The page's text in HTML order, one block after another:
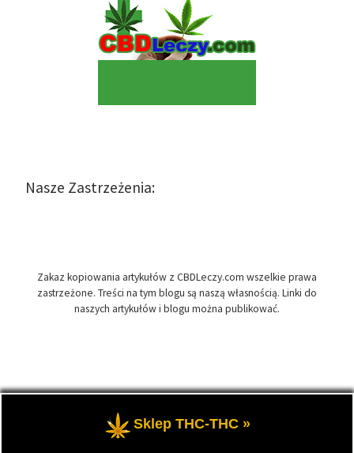
Nasze Zastrzeżenia:
Zakaz kopiowania artykułów z CBDLeczy.com wszelkie prawa
zastrzeżone. Treści na tym blogu są naszą własnością. Linki do
naszych artykułów i blogu można publikować.
CBDLeczy.com – Wszelkie prawa zastrzeżone
marihuana i olej CBD-RSO w medycynie.
Sklep THC-THC »